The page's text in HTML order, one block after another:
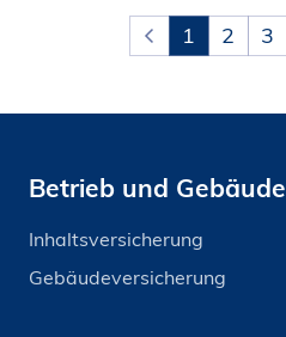
1 2 3
Betrieb und Gebäude
Inhaltsversicherung
Gebäudeversicherung